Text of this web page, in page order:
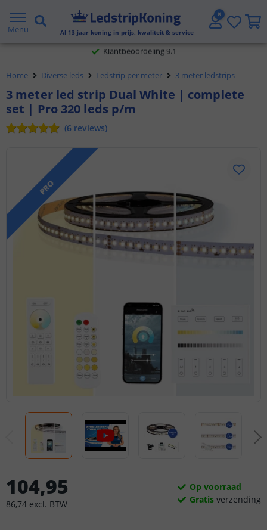
Menu Al 13 jaar koning in prijs, kwaliteit & service
Klantbeoordeling 9.1
morgen in huis
Home
Diverse leds Ledstrip per meter 3 meter ledstrips
3 meter led strip Dual White | complete
set | Pro 320 leds p/m
(6 reviews)
PRO
104,95
86,74 excl. BTW
Op voorraad
Gratis verzending